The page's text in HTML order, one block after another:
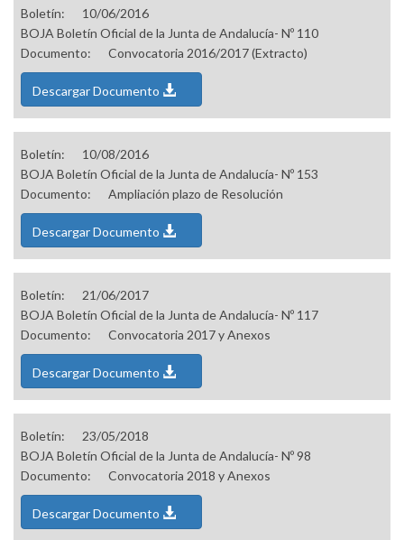
Boletín:
10/06/2016
BOJA Boletín Oficial de la Junta de Andalucía- Nº 110
Documento:
Convocatoria 2016/2017 (Extracto)
Descargar Documento
Boletín:
10/08/2016
BOJA Boletín Oficial de la Junta de Andalucía- Nº 153
Documento:
Ampliación plazo de Resolución
Descargar Documento
Boletín:
21/06/2017
BOJA Boletín Oficial de la Junta de Andalucía- Nº 117
Documento:
Convocatoria 2017 y Anexos
Descargar Documento
Boletín:
23/05/2018
BOJA Boletín Oficial de la Junta de Andalucía- Nº 98
Documento:
Convocatoria 2018 y Anexos
Descargar Documento